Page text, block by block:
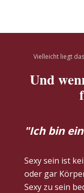
Vielleicht liegt
Und
"Ich bin
Sexy sein ist
oder gar
Sexy zu sein